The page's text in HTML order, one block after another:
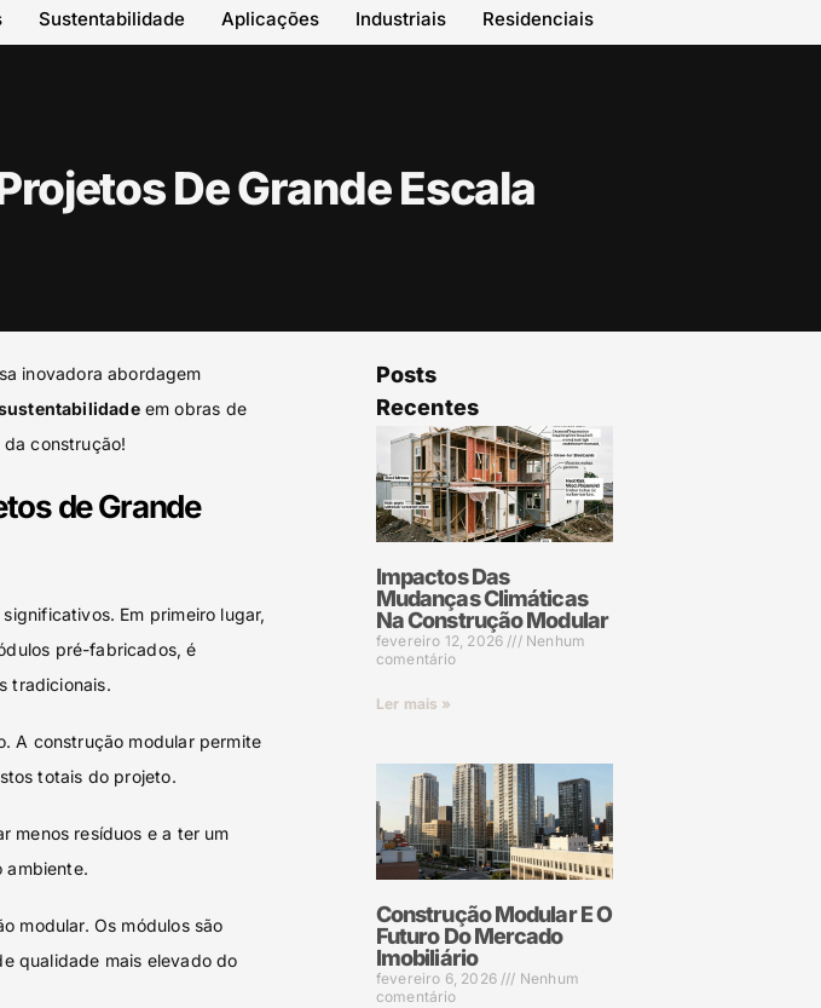
Sustentabilidade Aplicações Industriais Residenciais
De Grande Escala
inovadora abordagem
em obras de
construção!
de Grande
Em primeiro lugar,
pré-fabricados, é
tradicionais.
A construção modular permite
totais do projeto.
menos resíduos e a ter um
ambiente.
modular. Os módulos são
qualidade mais elevado do
Posts
Recentes
Impactos Das
Mudanças Climáticas
Na Construção Modular
fevereiro 12, 2026
Nenhum
comentário
Ler mais »
Construção Modular E O
Futuro Do Mercado
Imobiliário
fevereiro 6, 2026
Nenhum
comentário